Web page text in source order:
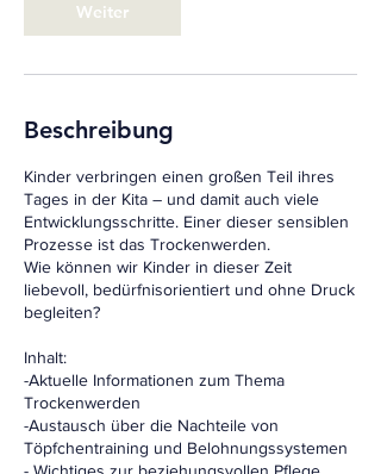
.
2
0
2
7
Weiter
Beschreibung
Kinder verbringen einen großen Teil ihres
Tages in der Kita – und damit auch viele
Entwicklungsschritte. Einer dieser sensiblen
Prozesse ist das Trockenwerden.
Wie können wir Kinder in dieser Zeit
liebevoll, bedürfnisorientiert und ohne Druck
begleiten?
Inhalt:
-Aktuelle Informationen zum Thema
Trockenwerden
-Austausch über die Nachteile von
Töpfchentraining und Belohnungssystemen